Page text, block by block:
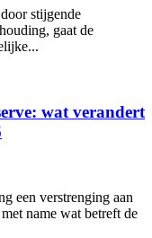
stijgende
gaat de
wat verandert
een verstrenging aan
name wat betreft de